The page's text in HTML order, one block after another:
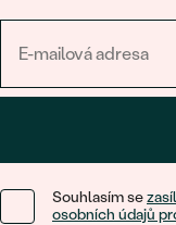
Souhlasím se
osobních údajů